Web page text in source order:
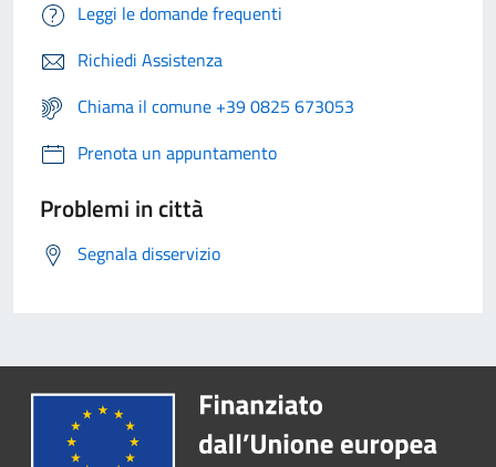
Leggi le domande frequenti
Richiedi Assistenza
Chiama il comune +39 0825 673053
Prenota un appuntamento
Problemi in città
Segnala disservizio